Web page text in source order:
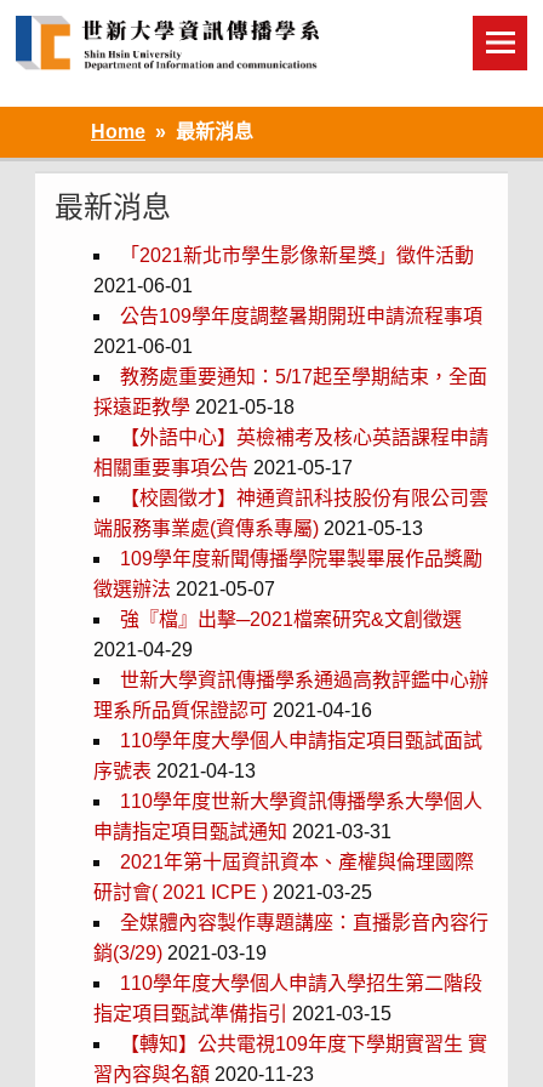
Home 最新消息
最新消息
「2021新北市學生影像新星獎」徵件活動
2021-06-01
公告109學年度調整暑期開班申請流程事項
2021-06-01
教務處重要通知：5/17起至學期結束，全面
採遠距教學2021-05-18
【外語中心】英檢補考及核心英語課程申請
相關重要事項公告 2021-05-17
【校園徵才】神通資訊科技股份有限公司雲
端服務事業處(資傳系專屬)2021-05-13
109學年度新聞傳播學院畢製畢展作品獎勵
徵選辦法 2021-05-07
強『檔』出擊─2021檔案研究&文創徵選
2021-04-29
世新大學資訊傳播學系通過高教評鑑中心辦
理系所品質保證認可2021-04-16
110學年度大學個人申請指定項目甄試面試
序號表 2021-04-13
110學年度世新大學資訊傳播學系大學個人
申請指定項目甄試通知 2021-03-31
2021年第十屆資訊資本、產權與倫理國際
研討會( 2021 ICPE )2021-03-25
全媒體內容製作專題講座：直播影音內容行
銷(3/29)2021-03-19
110學年度大學個人申請入學招生第二階段
指定項目甄試準備指引
2021-03-15
【轉知】公共電視109年度下學期實習生 實
習內容與名額 2020-11-23